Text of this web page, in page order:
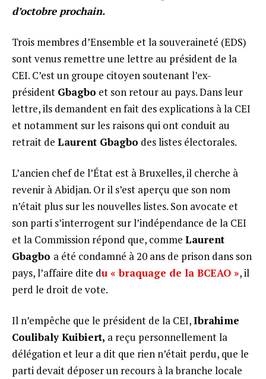
d’octobre prochain.
Trois membres d’Ensemble et la souveraineté (EDS)
sont venus remettre une lettre au président de la
CEI. C’est un groupe citoyen soutenant l’ex-
président Gbagbo et son retour au pays. Dans leur
lettre, ils demandent en fait des explications à la CEI
et notamment sur les raisons qui ont conduit au
retrait de Laurent Gbagbo des listes électorales.
L’ancien chef de l’État est à Bruxelles, il cherche à
revenir à Abidjan. Or il s’est aperçu que son nom
n’était plus sur les nouvelles listes. Son avocate et
son parti s’interrogent sur l’indépendance de la CEI
et la Commission répond que, comme Laurent
Gbagbo a été condamné à 20 ans de prison dans son
pays, l’affaire dite du « braquage de la BCEAO », il
perd le droit de vote.
Il n’empêche que le président de la CEI,Ibrahime
Coulibaly Kuibiert, a reçu personnellement la
délégation et leur a dit que rien n’était perdu, que le
parti devait déposer un recours à la branche locale